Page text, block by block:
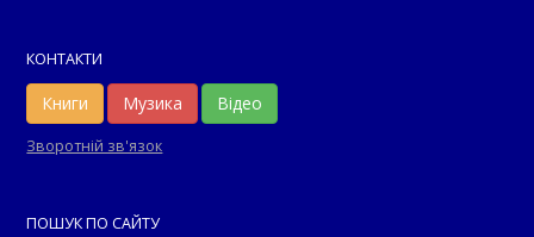
КОНТАКТИ
Книги Музика Відео
Зворотній зв'язок
ПОШУК ПО САЙТУ